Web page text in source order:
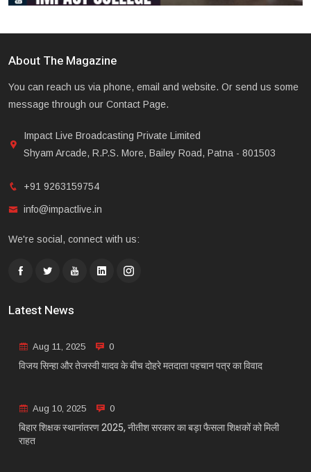
About The Magazine
You can reach us via phone, email and website. Or send us some
message through our Contact Page.
Impact Live Broadcasting Private Limited
Shyam Arcade, R.P.S. More, Bailey Road, Patna - 801503
+91 9263159754
info@impactlive.in
We're social, connect with us:
Latest News
Aug 11, 2025 0
विजय सिन्हा और तेजस्वी यादव के बीच दोहरे मतदाता पहचान पत्र का विवाद
Aug 10, 2025 0
बिहार शिक्षक स्थानांतरण 2025, नीतीश सरकार का बड़ा फैसला शिक्षकों को मिली
राहत